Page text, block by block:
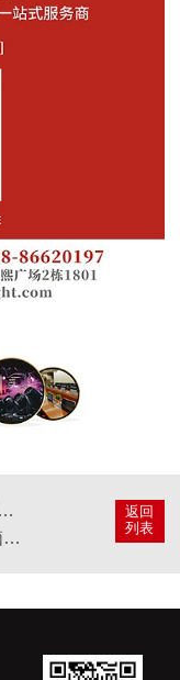
返回
列表
无线的好还是有线的好？
舞台灯光工程三合一摇头电脑灯跟摇头光束灯的区别与应用